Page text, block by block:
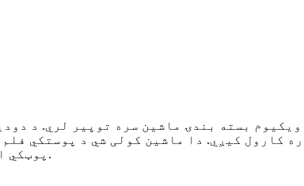
بسته بندۍ ماشین سره توپیر لري. د
پوټکي اغیز ترلاسه کولو لپاره دوه خونې ، فلم دې ته اړ کړئ چې محصول ته په کلکه وتړئ.